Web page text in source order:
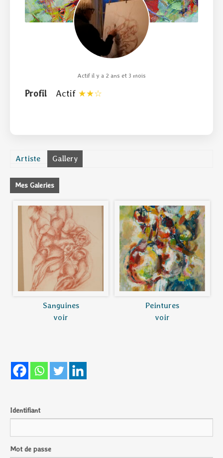
Actif il y a 2 ans et 3 mois
Profil Actif
Artiste Gallery
Mes Galeries
Sanguines
voir
Peintures
voir
Identifiant
Mot de passe